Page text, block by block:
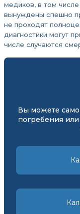
медиков, в том
вынуждены спешно
не проходят
диагностики могут
числе случаются
Вы можете
погребения